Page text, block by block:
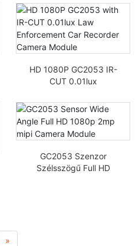
modul
HD 1080P GC2053 IR-
CUT 0.01lux
autófelvevő kamera
modulral
GC2053 Szenzor
Szélsszögű Full HD
»